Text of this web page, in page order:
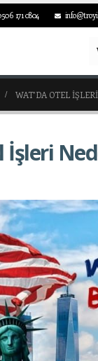
171 0804
WAT’DA OTEL
İşleri